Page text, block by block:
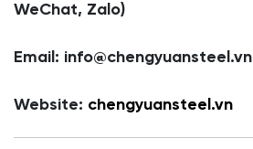
WeChat, Zalo)
Email: info@chengyuansteel.vn
Website: chengyuansteel.vn